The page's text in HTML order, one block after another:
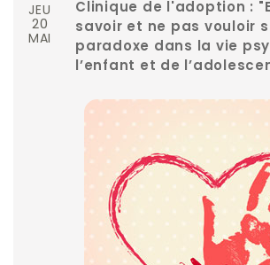
JEU
20
MAI
Clinique de l'adoption :
savoir et ne pas vouloir
paradoxe dans la vie
l’enfant et de